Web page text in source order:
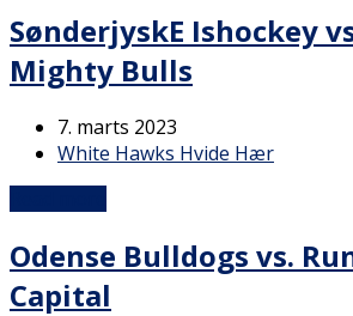
SønderjyskE Ishockey
Mighty Bulls
7. marts 2023
White Hawks Hvide Hær
Odense Bulldogs vs.
Capital